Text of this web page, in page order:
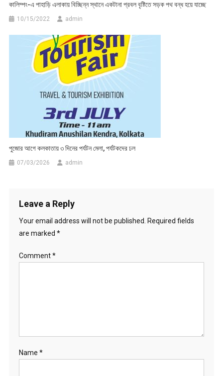
কালিম্পং-এ পাহাড়ি এলাকায় বিচ্ছিন্ন স্থানে একটানা প্রবল বৃষ্টিতে সড়ক পথ বন্ধ হয়ে যাচ্ছে
10/15/2022 admin
পুজোর আগে কলকাতায় ৩ দিনের পর্যটন মেলা, পর্যটকদের ঢল
07/03/2026 admin
Leave a Reply
Your email address will not be published. Required fields
are marked *
Comment*
Name *